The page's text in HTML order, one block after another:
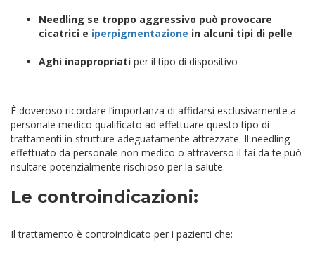
Needling se troppo aggressivo può provocare
cicatrici e iperpigmentazione in alcuni tipi di pelle
Aghi inappropriati per il tipo di dispositivo
È doveroso ricordare l’importanza di affidarsi esclusivamente a
personale medico qualificato ad effettuare questo tipo di
trattamenti in strutture adeguatamente attrezzate. Il needling
effettuato da personale non medico o attraverso il fai da te può
risultare potenzialmente rischioso per la salute.
Le controindicazioni:
Il trattamento è controindicato per i pazienti che: